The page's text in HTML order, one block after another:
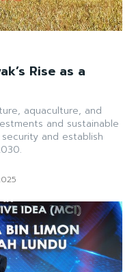
Rise as a
aquaculture, and
and sustainable
and establish